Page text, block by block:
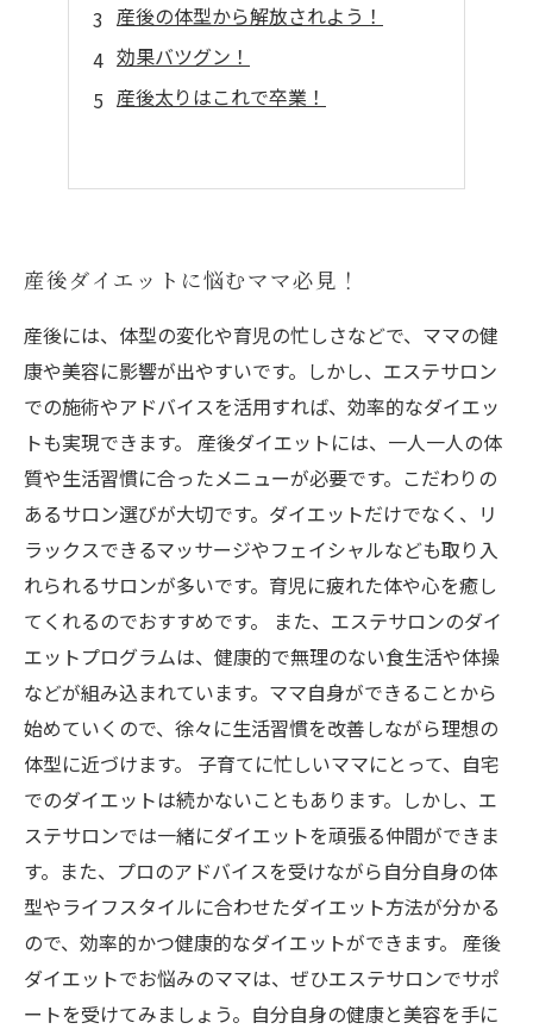
産後の体型から解放されよう！
効果バツグン！
産後太りはこれで卒業！
産後ダイエットに悩むママ必見！
産後には、体型の変化や育児の忙しさなどで、ママの健
康や美容に影響が出やすいです。しかし、エステサロン
での施術やアドバイスを活用すれば、効率的なダイエッ
トも実現できます。 産後ダイエットには、一人一人の体
質や生活習慣に合ったメニューが必要です。こだわりの
あるサロン選びが大切です。ダイエットだけでなく、リ
ラックスできるマッサージやフェイシャルなども取り入
れられるサロンが多いです。育児に疲れた体や心を癒し
てくれるのでおすすめです。 また、エステサロンのダイ
エットプログラムは、健康的で無理のない食生活や体操
などが組み込まれています。ママ自身ができることから
始めていくので、徐々に生活習慣を改善しながら理想の
体型に近づけます。 子育てに忙しいママにとって、自宅
でのダイエットは続かないこともあります。しかし、エ
ステサロンでは一緒にダイエットを頑張る仲間ができま
す。また、プロのアドバイスを受けながら自分自身の体
型やライフスタイルに合わせたダイエット方法が分かる
ので、効率的かつ健康的なダイエットができます。 産後
ダイエットでお悩みのママは、ぜひエステサロンでサポ
ートを受けてみましょう。自分自身の健康と美容を手に